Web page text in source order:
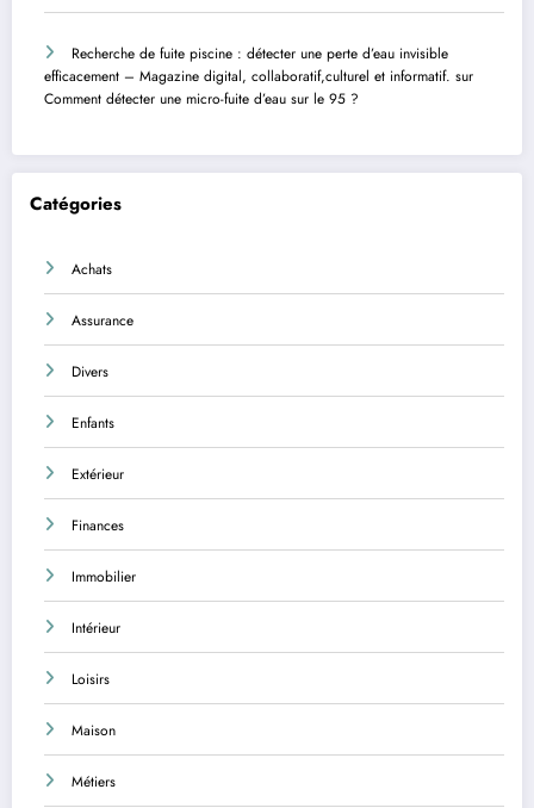
Recherche de fuite piscine : détecter une perte d’eau invisible
efficacement – Magazine digital, collaboratif,culturel et informatif. sur
Comment détecter une micro-fuite d’eau sur le 95 ?
Catégories
Achats
Assurance
Divers
Enfants
Extérieur
Finances
Immobilier
Intérieur
Loisirs
Maison
Métiers